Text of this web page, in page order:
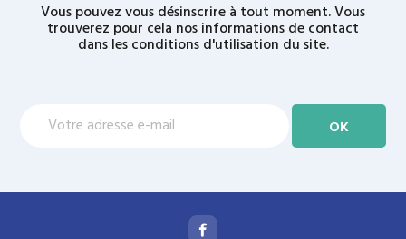
Vous pouvez vous désinscrire à tout moment. Vous
trouverez pour cela nos informations de contact
dans les conditions d'utilisation du site.